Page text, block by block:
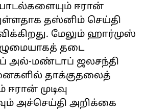
ஈரான்
தஸ்னிம் செய்தி
மேலும் ஹார்முஸ்
தடை
அல்-மண்டாப் ஜலசந்தி
தாக்குதலைத்
ஈரான் முடிவு
அச்செய்தி அறிக்கை